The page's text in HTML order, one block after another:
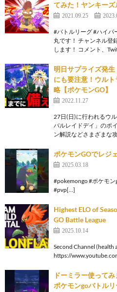
てみた！ヤンキーズ
2021.09.25
#バトルリーグ #ハイパ
丸です！ チャンネル登
します！ コメント、
明日サプライズ発
にも要注意！ウル
略【ポケモンGO】
2022.11.27
27日(日)に行われるウ
バルレイドデイ」のポ
ン解説などさまざまな
ポケモンGOでレジ
2025.03.18
#pokemongo #ポケモ
#pvp[…]
Highest ELO of
GO Battle League
2025.10.14
Second Channel (health
https://
ドーミラー使って
ポケモンgoバトル